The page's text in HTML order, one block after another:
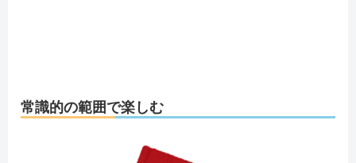
常識的の範囲で楽しむ